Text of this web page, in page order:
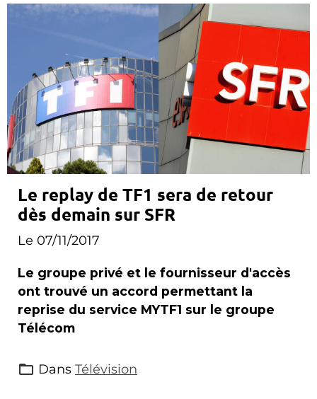
Le replay de TF1 sera de retour
dès demain sur SFR
Le 07/11/2017
Le groupe privé et le fournisseur d'accès
ont trouvé un accord permettant la
reprise du service MYTF1 sur le groupe
Télécom
Dans Télévision